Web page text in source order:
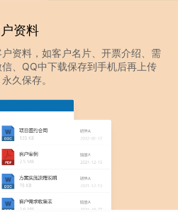
资料
资料，如客户名片、开票介绍、需
、QQ中下载保存到手机后再上传
永久保存。